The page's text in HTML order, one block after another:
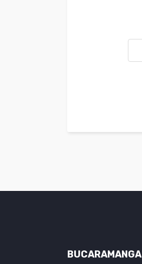
BUCARAMANGA